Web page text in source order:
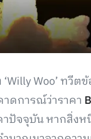
Woo’ ทวี
ดการณ์ว่าราคา
าปัจจุบัน หากสิ่งห